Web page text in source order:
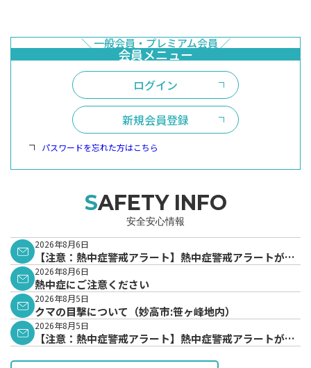
ログイン
新規会員登録
パスワードを忘れた方はこちら
SAFETY INFO
安全安心情報
2026年8月6日
【注意：熱中症警戒アラート】熱中症警戒アラートが発
表されています。
2026年8月6日
熱中症にご注意ください
2026年8月5日
クマの目撃について（妙高市:笹ヶ峰地内）
2026年8月5日
【注意：熱中症警戒アラート】熱中症警戒アラートが発